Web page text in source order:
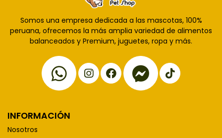
Somos una empresa dedicada a las mascotas, 100%
peruana, ofrecemos la más amplia variedad de alimentos
balanceados y Premium, juguetes, ropa y más.
INFORMACIÓN
Nosotros